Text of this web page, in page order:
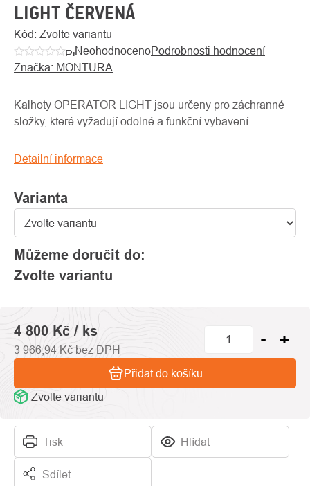
LIGHT ČERVENÁ
Kód: Zvolte variantu
Průměrné
hodnocení
je
0,0
5
NeohodnocenoPodrobnosti hodnocení
Značka: MONTURA
Varianta
Můžeme doručit do:
Zvolte variantu
Kalhoty OPERATOR LIGHT jsou určeny pro záchranné
složky, které vyžadují odolné a funkční vybavení.
Detailní informace
Tisk Hlídat
Sdílet
4 800 Kč / ks
3 966,94 Kč bez DPH
Zvolte variantu
Přidat do košíku